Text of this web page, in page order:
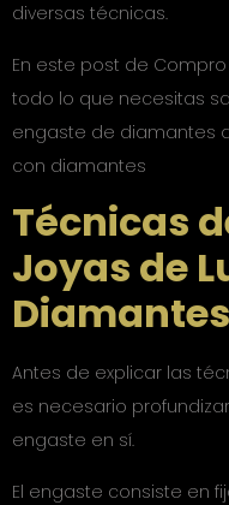
diversas técnicas.
En este post de
todo lo que necesitas
engaste de diamantes
con diamantes
Técnicas
Joyas de
Antes de explicar las
es necesario
engaste en sí.
El engaste consiste en